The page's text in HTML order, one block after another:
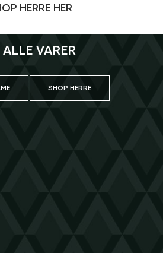
HERRE HER
ALLE VARER
SHOP HERRE